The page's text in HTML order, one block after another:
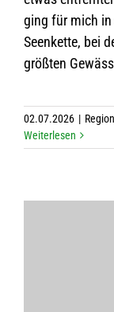
ging für mich in
Seen­kette, bei
größ­ten
02.07.2026 |
Wei­ter­le­sen